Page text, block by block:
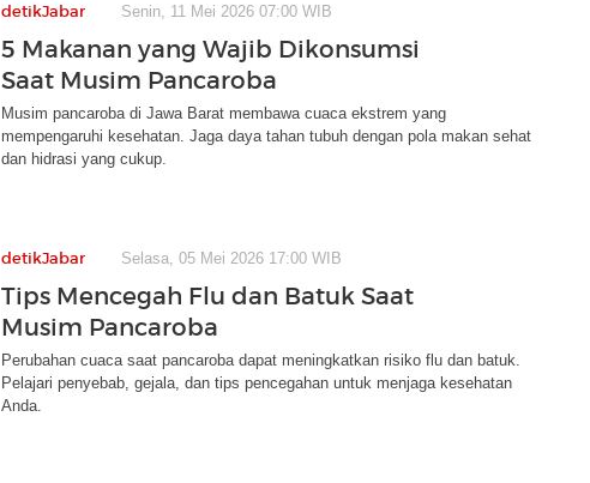
detikJabar Senin, 11 Mei 2026 07:00 WIB
5 Makanan yang Wajib Dikonsumsi
Saat Musim Pancaroba
Musim pancaroba di Jawa Barat membawa cuaca ekstrem yang
mempengaruhi kesehatan. Jaga daya tahan tubuh dengan pola makan sehat
dan hidrasi yang cukup.
detikJabar Selasa, 05 Mei 2026 17:00 WIB
Tips Mencegah Flu dan Batuk Saat
Musim Pancaroba
Perubahan cuaca saat pancaroba dapat meningkatkan risiko flu dan batuk.
Pelajari penyebab, gejala, dan tips pencegahan untuk menjaga kesehatan
Anda.